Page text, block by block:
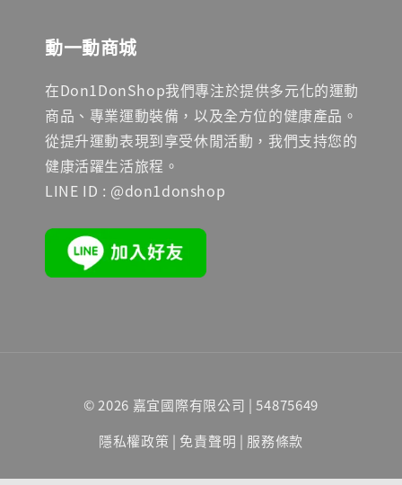
動一動商城
在Don1DonShop我們專注於提供多元化的運動
商品、專業運動裝備，以及全方位的健康產品。
從提升運動表現到享受休閒活動，我們支持您的
健康活躍生活旅程。
LINE ID : @don1donshop
© 2026 嘉宜國際有限公司 | 54875649
隱私權政策 | 免責聲明 | 服務條款